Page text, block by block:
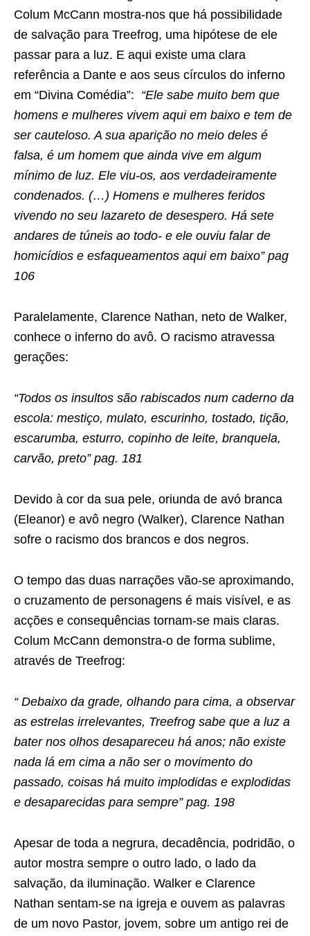
Colum McCann mostra-nos que há possibilidade
de salvação para Treefrog, uma hipótese de ele
passar para a luz. E aqui existe uma clara
referência a Dante e aos seus círculos do inferno
em “Divina Comédia”: “Ele sabe muito bem que
homens e mulheres vivem aqui em baixo e tem de
ser cauteloso. A sua aparição no meio deles é
falsa, é um homem que ainda vive em algum
mínimo de luz. Ele viu-os, aos verdadeiramente
condenados. (…) Homens e mulheres feridos
vivendo no seu lazareto de desespero. Há sete
andares de túneis ao todo- e ele ouviu falar de
homicídios e esfaqueamentos aqui em baixo” pag
106
Paralelamente, Clarence Nathan, neto de Walker,
conhece o inferno do avô. O racismo atravessa
gerações:
“Todos os insultos são rabiscados num caderno da
escola: mestiço, mulato, escurinho, tostado, tição,
escarumba, esturro, copinho de leite, branquela,
carvão, preto” pag. 181
Devido à cor da sua pele, oriunda de avó branca
(Eleanor) e avô negro (Walker), Clarence Nathan
sofre o racismo dos brancos e dos negros.
O tempo das duas narrações vão-se aproximando,
o cruzamento de personagens é mais visível, e as
acções e consequências tornam-se mais claras.
Colum McCann demonstra-o de forma sublime,
através de Treefrog:
“ Debaixo da grade, olhando para cima, a observar
as estrelas irrelevantes, Treefrog sabe que a luz a
bater nos olhos desapareceu há anos; não existe
nada lá em cima a não ser o movimento do
passado, coisas há muito implodidas e explodidas
e desaparecidas para sempre” pag. 198
Apesar de toda a negrura, decadência, podridão, o
autor mostra sempre o outro lado, o lado da
salvação, da iluminação. Walker e Clarence
Nathan sentam-se na igreja e ouvem as palavras
de um novo Pastor, jovem, sobre um antigo rei de